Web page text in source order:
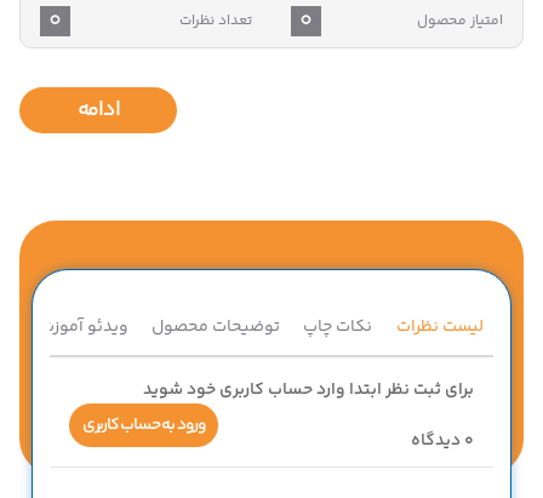
امتیاز محصول 0 تعداد نظرات 0
ادامه
لیست نظرات نکات چاپ توضیحات محصول ویدئو آموزشی
برای ثبت نظر ابتدا وارد حساب کاربری خود شوید
ورود به حساب کاربری
0 دیدگاه